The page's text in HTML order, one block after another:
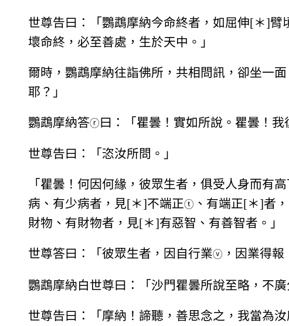
世尊告曰：「鸚鵡摩納今命終者，如屈伸[＊]臂
壞命終，必至善處，生於天中。」
爾時，鸚鵡摩納往詣佛所，共相問訊，卻坐一
耶？」
鸚鵡摩納答ⓡ曰：「瞿曇！實如所說。瞿曇！我
世尊告曰：「恣汝所問。」
「瞿曇！何因何緣，彼眾生者，俱受人身而有
病、有少病者，見[＊]不端正ⓣ 、有端正[＊]者
財物、有財物者，見[＊]有惡智、有善智者。」
世尊答曰：「彼眾生者，因自行業ⓥ ，因業得
鸚鵡摩納白世尊曰：「沙門瞿曇所說至略，不
世尊告曰：「摩納！諦聽，善思念之，我當為汝